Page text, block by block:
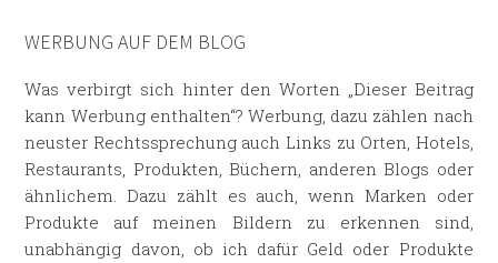
WERBUNG AUF DEM BLOG
Was verbirgt sich hinter den Worten „Dieser Beitrag
kann Werbung enthalten“? Werbung, dazu zählen nach
neuster Rechtssprechung auch Links zu Orten, Hotels,
Restaurants, Produkten, Büchern, anderen Blogs oder
ähnlichem. Dazu zählt es auch, wenn Marken oder
Produkte auf meinen Bildern zu erkennen sind,
unabhängig davon, ob ich dafür Geld oder Produkte